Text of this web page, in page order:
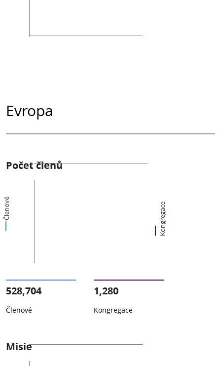
Evropa
Počet členů
Členové Kongregace
528,704
Členové
1,280
Kongregace
Misie